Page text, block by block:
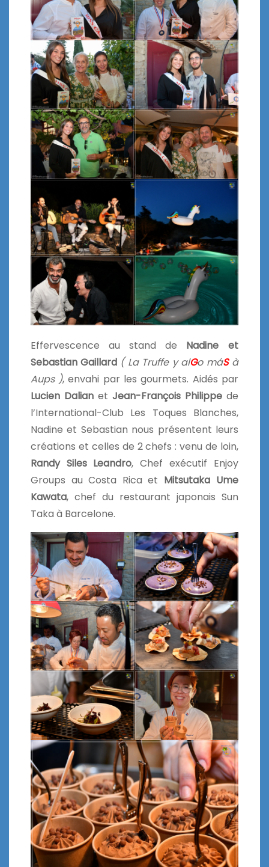
Effervescence au stand de Nadine et
Sebastian Gaillard ( La Truffe y alGo máSà
Aups ), envahi par les gourmets. Aidés par
Lucien Dalian et Jean-François Philippe de
l’International-Club Les Toques Blanches,
Nadine et Sebastian nous présentent leurs
créations et celles de 2 chefs : venu de loin,
Randy Siles Leandro, Chef exécutif Enjoy
Groups au Costa Rica et Mitsutaka Ume
Kawata, chef du restaurant japonais Sun
Taka à Barcelone.